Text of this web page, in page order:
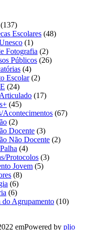
(137)
Escolares (48)
(1)
Fotografia (2)
Públicos (26)
(4)
Escolar(2)
(24)
(17)
(45)
Acontecimentos (67)
(2)
Docente (3)
Não Docente (2)
(4)
Protocolos (3)
Jovem (5)
(8)
(6)
(6)
do Agrupamento (10)
emPowered by plio